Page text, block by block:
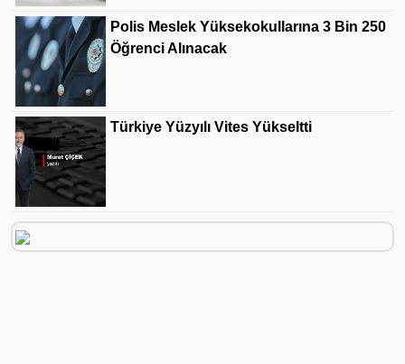
Polis Meslek Yüksekokullarına 3 Bin 250
Öğrenci Alınacak
Türkiye Yüzyılı Vites Yükseltti